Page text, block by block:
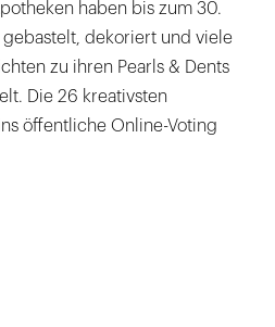
haben bis zum 30.
dekoriert und viele
zu ihren Pearls & Dents
Die 26 kreativsten
öffentliche Online-Voting